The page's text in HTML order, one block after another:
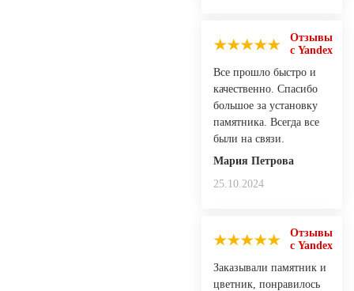
Отзывы
с Yandex
Все прошло быстро и
качественно. Спасибо
большое за установку
памятника. Всегда все
были на связи.
Мария Петрова
25.10.2024
Отзывы
с Yandex
Заказывали памятник и
цветник, понравилось